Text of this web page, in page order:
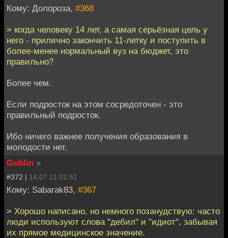
Кому: Долороза, #368
> когда человеку 14 лет, а самая серьёзная цель у
него - прилично закончить 11-летку и поступить в
более-менее нормальный вуз на бюджет, это
правильно?
Более чем.
Если подросток на этом сосредоточен - это
правильный подросток.
Ибо ничего важнее получения образования в
молодости нет.
Goblin »
#372 | 14.07.11 01:51
Кому: Sabarak83, #367
> Хорошо написано, но немного позанудствую: часто
люди используют слова "дебил" и "идиот", забывая
их прямое медицинское значение.